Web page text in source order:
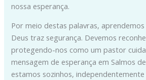
nossa esperança.
Por meio destas palavras,
Deus traz segurança. Devemos
protegendo-nos como um pastor cuida
mensagem de esperança em Salmos
estamos sozinhos,